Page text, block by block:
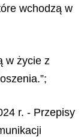
wchodzą w
w życie z
r. - Przepisy